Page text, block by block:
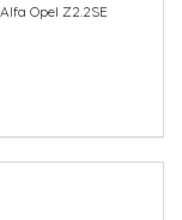
Opel Z2.2SE